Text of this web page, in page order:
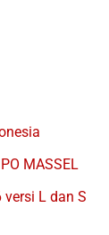
MASSEL
versi L dan S